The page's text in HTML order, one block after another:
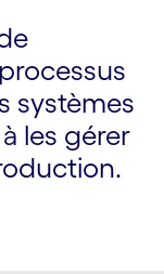
systèmes
les gérer